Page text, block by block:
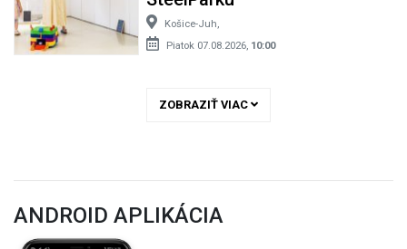
Košice-Juh,
Piatok 07.08.2026, 10:00
ZOBRAZIŤ VIAC
ANDROID APLIKÁCIA